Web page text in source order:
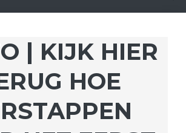
| KIJK HIER
HOE